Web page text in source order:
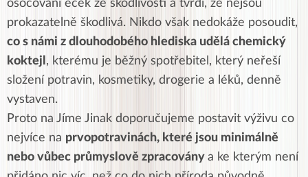
osočování éček ze škodlivosti a tvrdí, že nejsou
prokazatelně škodlivá. Nikdo však nedokáže posoudit,
co s námi z dlouhodobého hlediska udělá chemický
koktejl , kterému je běžný spotřebitel, který neřeší
složení potravin, kosmetiky, drogerie a léků, denně
vystaven.
Proto na Jíme Jinak doporučujeme postavit výživu co
nejvíce na prvopotravinách, které jsou minimálně
nebo vůbec průmyslově zpracovány a ke kterým není